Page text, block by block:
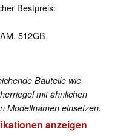
Bestpreis:
512GB
Bauteile wie
mit ähnlichen
Modellnamen einsetzen.
anzeigen